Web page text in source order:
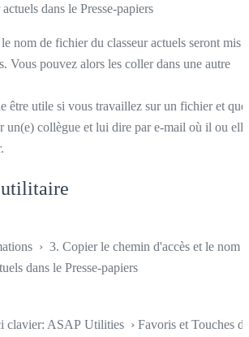
dans le Presse-papiers
nom de fichier du classeur actuels seront mis
Vous pouvez alors les coller dans une autre
être utile si vous travaillez sur un fichier et que
collègue et lui dire par e-mail où il ou elle
› 3. Copier le chemin d'accès et le nom
dans le Presse-papiers
clavier: ASAP Utilities › Favoris et Touches de